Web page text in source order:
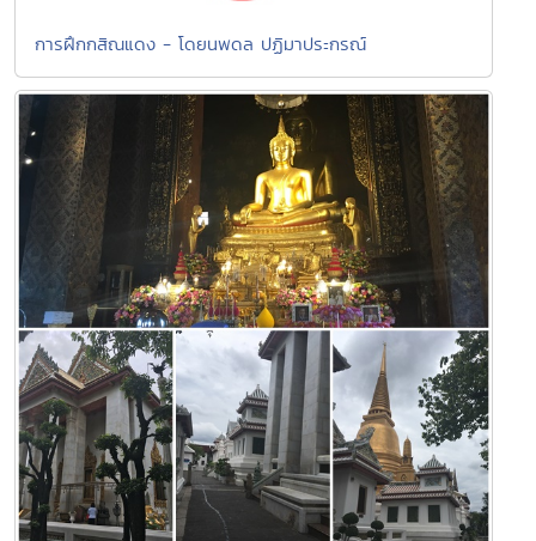
การฝึกกสิณแดง - โดยนพดล ปฏิมาประกรณ์